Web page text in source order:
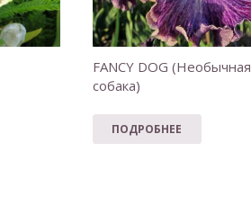
FANCY DOG (Необычная
собака)
ПОДРОБНЕЕ